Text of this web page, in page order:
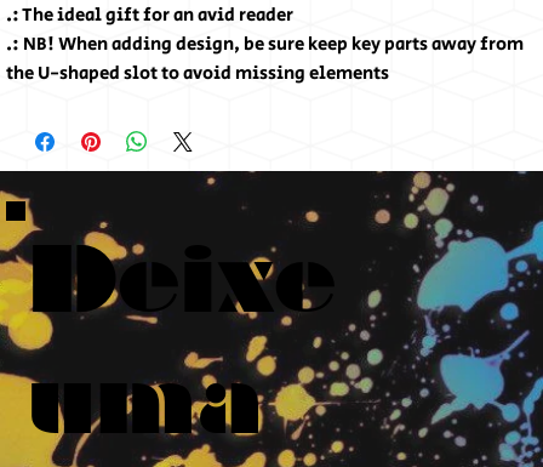
.: The ideal gift for an avid reader
.: NB! When adding design, be sure keep key parts away from
the U-shaped slot to avoid missing elements
Deixe
uma